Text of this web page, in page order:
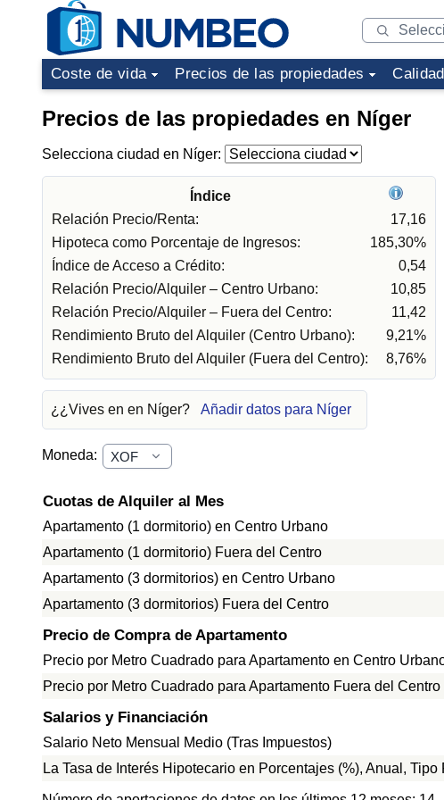
Coste de vida Precios de las propiedades
Precios de las propiedades en Níger
Selecciona ciudad en Níger:
Índice
Relación Precio/Renta:
17,16
Hipoteca como Porcentaje de Ingresos:
185,30%
Índice de Acceso a Crédito:
0,54
Relación Precio/Alquiler – Centro Urbano:
10,85
Relación Precio/Alquiler – Fuera del Centro:
11,42
Rendimiento Bruto del Alquiler (Centro Urbano):
9,21%
Rendimiento Bruto del Alquiler (Fuera del Centro):
8,76%
¿¿Vives en en Níger? Añadir datos para Níger
Moneda:
Cuotas de Alquiler al Mes
Apartamento (1 dormitorio) en Centro Urbano
Apartamento (1 dormitorio) Fuera del Centro
Apartamento (3 dormitorios) en Centro Urbano
Apartamento (3 dormitorios) Fuera del Centro
Precio de Compra de Apartamento
Precio por Metro Cuadrado para Apartamento en Centro
Precio por Metro Cuadrado para Apartamento Fuera del Centro
Salarios y Financiación
Salario Neto Mensual Medio (Tras Impuestos)
La Tasa de Interés Hipotecario en Porcentajes (%), Anual,